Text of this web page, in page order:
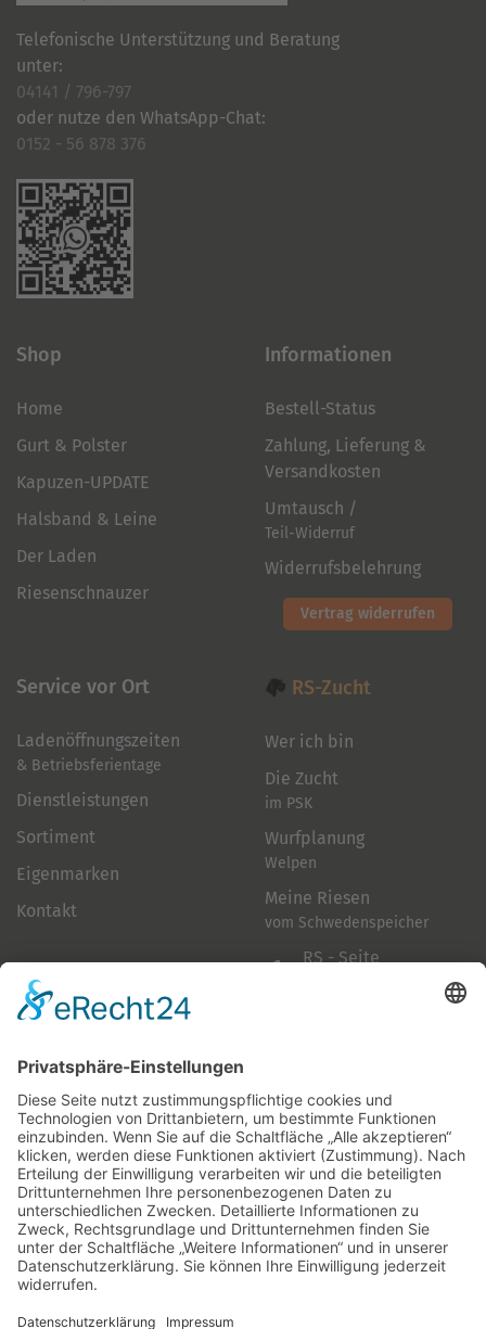
Telefonische Unterstützung und Beratung
unter:
04141 / 796-797
oder nutze den WhatsApp-Chat:
0152 - 56 878 376
Shop
Home
Gurt & Polster
Kapuzen-UPDATE
Halsband & Leine
Der Laden
Riesenschnauzer
Informationen
Bestell-Status
Zahlung, Lieferung &
Versandkosten
Umtausch /
Teil-Widerruf
Widerrufsbelehrung
Vertrag widerrufen
Service vor Ort
Ladenöffnungszeiten
& Betriebsferientage
Dienstleistungen
Sortiment
Eigenmarken
Kontakt
RS-Zucht
Wer ich bin
Die Zucht
im PSK
Wurfplanung
Welpen
Meine Riesen
vom Schwedenspeicher
RS - Seite
Folge mir
Zahlungsarten
& Vorab-Überweisung
Alle Preise inkl. gesetzl. Mehrwertsteuer zzgl.